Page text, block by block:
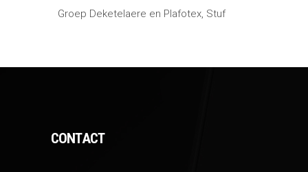
Groep Deketelaere en Plafotex, Stuf
CONTACT